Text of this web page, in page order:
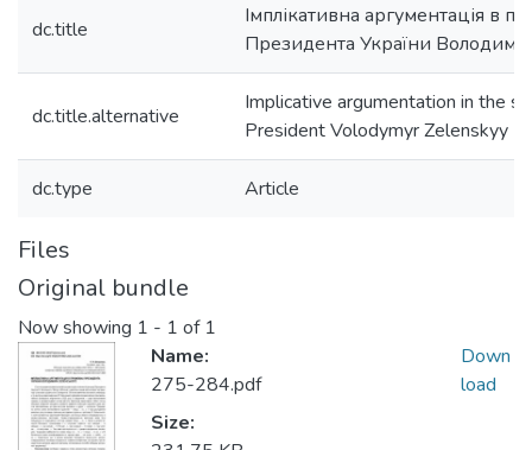
dc.title
Імплікативна аргументація в
Президента України
dc.title.alternative
Implicative argumentation in the
President Volodymyr Zelenskyy
dc.type Article
Files
Original bundle
Now showing 1 - 1 of 1
Name:
275-284.pdf
Size:
Down
load